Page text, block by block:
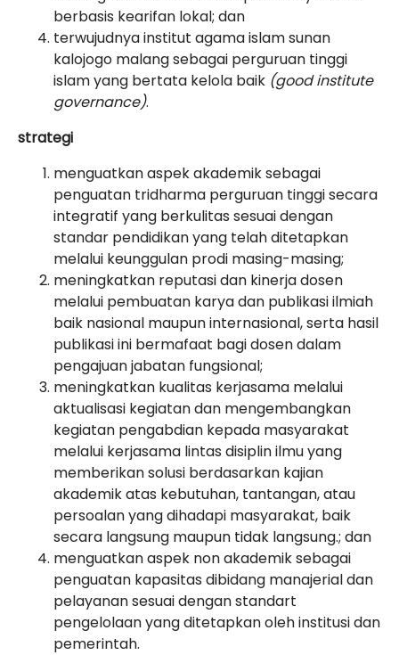
berbasis kearifan lokal; dan
terwujudnya institut agama islam sunan
kalojogo malang sebagai perguruan tinggi
islam yang bertata kelola baik (good institute
governance).
strategi
menguatkan aspek akademik sebagai
penguatan tridharma perguruan tinggi secara
integratif yang berkulitas sesuai dengan
standar pendidikan yang telah ditetapkan
melalui keunggulan prodi masing-masing;
meningkatkan reputasi dan kinerja dosen
melalui pembuatan karya dan publikasi ilmiah
baik nasional maupun internasional, serta hasil
publikasi ini bermafaat bagi dosen dalam
pengajuan jabatan fungsional;
meningkatkan kualitas kerjasama melalui
aktualisasi kegiatan dan mengembangkan
kegiatan pengabdian kepada masyarakat
melalui kerjasama lintas disiplin ilmu yang
memberikan solusi berdasarkan kajian
akademik atas kebutuhan, tantangan, atau
persoalan yang dihadapi masyarakat, baik
secara langsung maupun tidak langsung.; dan
menguatkan aspek non akademik sebagai
penguatan kapasitas dibidang manajerial dan
pelayanan sesuai dengan standart
pengelolaan yang ditetapkan oleh institusi dan
pemerintah.